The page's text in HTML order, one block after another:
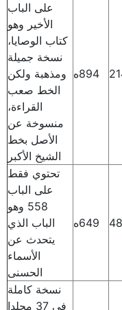
894ه
على الباب
الأخير وهو
كتاب الوصايا،
نسخة جميلة
ومذهبة ولكن
الخط صعب
القراءة،
منسوخة عن
الأصل بخط
الشيخ الأكبر
649ه
تحتوي فقط
على الباب
558 وهو
الباب الذي
يتحدث عن
الأسماء
الحسنى
نسخة كاملة
في 37 مجلدا